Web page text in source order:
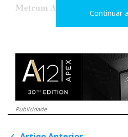
Metrum Acoustics
pessoal da Ultimate Audio
esta marca, numa das minhas
sabia que o Metrum Hex
Mas existe e tem um som
Continuar
Publicidade